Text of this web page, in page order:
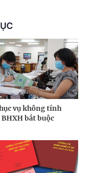
vụ không tính
bắt buộc